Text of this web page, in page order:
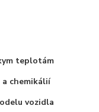
teplotám
chemikálií
vozidla